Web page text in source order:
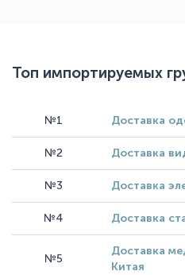
Топ импортируемых
№1 Доставка
№2 Доставка
№3 Доставка
№4 Доставка
№5
Доставка
Китая